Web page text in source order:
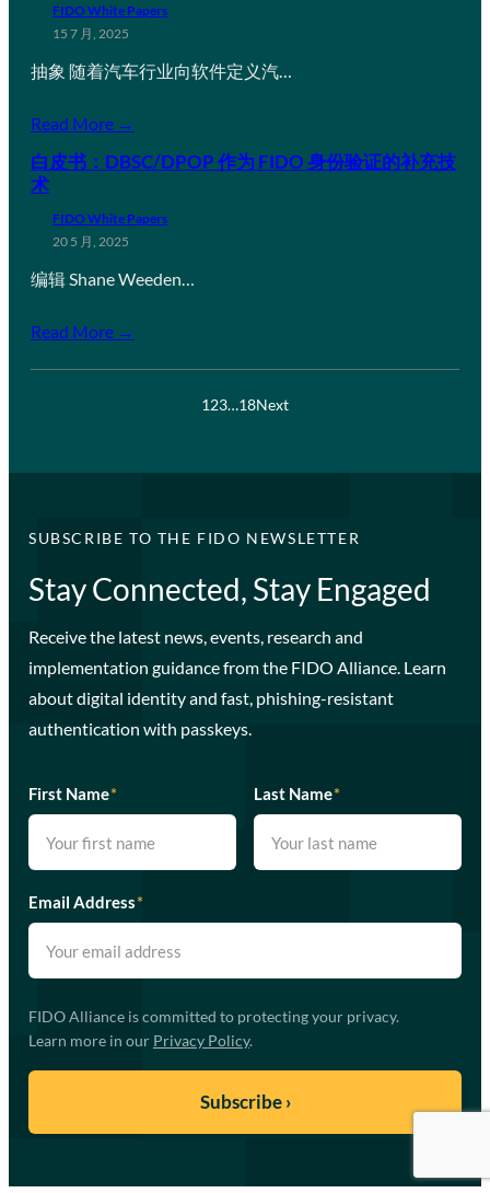
FIDO White Papers
15 7 月, 2025
抽象 随着汽车行业向软件定义汽…
Read More →
白皮书：DBSC/DPOP 作为 FIDO 身份验证的补充技
术
FIDO White Papers
20 5 月, 2025
编辑 Shane Weeden…
Read More →
123…18Next
SUBSCRIBE TO THE FIDO NEWSLETTER
Stay Connected, Stay Engaged
Receive the latest news, events, research and
implementation guidance from the FIDO Alliance. Learn
about digital identity and fast, phishing-resistant
authentication with passkeys.
First Name* Last Name*
Email Address*
FIDO Alliance is committed to protecting your privacy.
Learn more in our Privacy Policy.